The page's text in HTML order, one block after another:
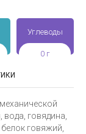
Углеводы
0 г
говядина,
говяжий,